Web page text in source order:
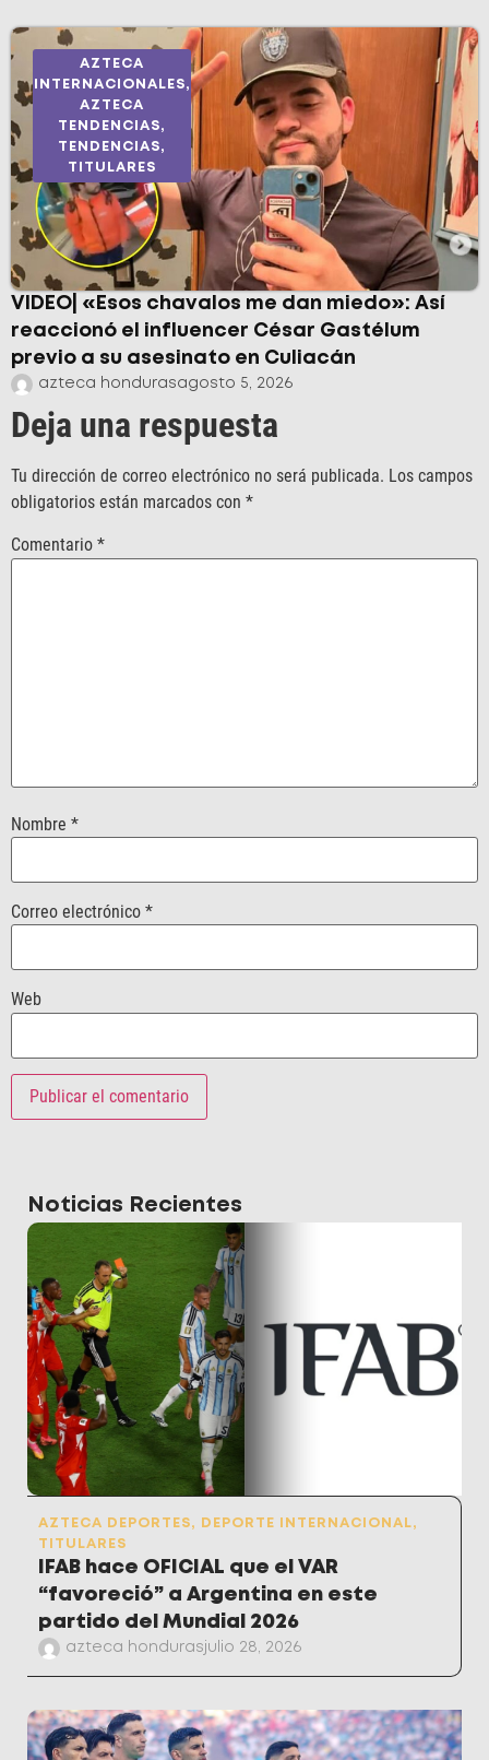
AZTECA
INTERNACIONALES,
AZTECA
TENDENCIAS,
TENDENCIAS,
TITULARES
VIDEO| «Esos chavalos me dan miedo»: Así
reaccionó el influencer César Gastélum
previo a su asesinato en Culiacán
azteca hondurasagosto 5, 2026
Deja una respuesta
Tu dirección de correo electrónico no será publicada. Los campos
obligatorios están marcados con *
Comentario *
Nombre *
Correo electrónico *
Web
Noticias Recientes
AZTECA DEPORTES, DEPORTE INTERNACIONAL,
TITULARES
IFAB hace OFICIAL que el VAR
“favoreció” a Argentina en este
partido del Mundial 2026
azteca honduras julio 28, 2026